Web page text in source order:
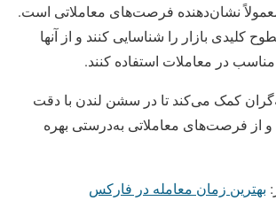
نشان‌دهنده فرصت‌های معاملاتی است.
کلیدی بازار را شناسایی کنند و از آنها
در معاملات استفاده کنند.
کمک می‌کند تا در سشن لندن با دقت
از فرصت‌های معاملاتی به‌درستی بهره
بهترین زمان معامله در فارکس